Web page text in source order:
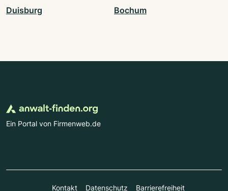
Duisburg Bochum
Ein Portal von Firmenweb.de
Kontakt Datenschutz Barrierefreiheit